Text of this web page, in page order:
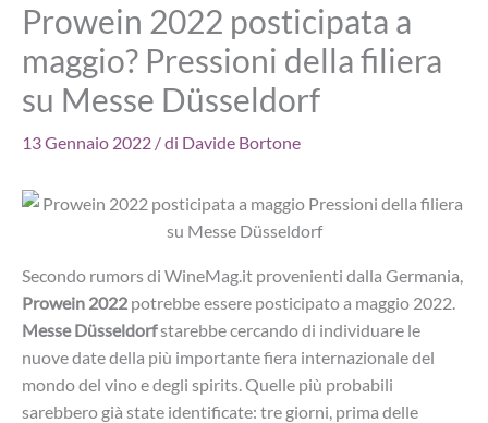
Prowein 2022 posticipata a
maggio? Pressioni della filiera
su Messe Düsseldorf
13 Gennaio 2022 / di Davide Bortone
Secondo rumors di WineMag.it provenienti dalla Germania,
Prowein 2022 potrebbe essere posticipato a maggio 2022.
Messe Düsseldorfstarebbe cercando di individuare le
nuove date della più importante fiera internazionale del
mondo del vino e degli spirits. Quelle più probabili
sarebbero già state identificate: tre giorni, prima delle